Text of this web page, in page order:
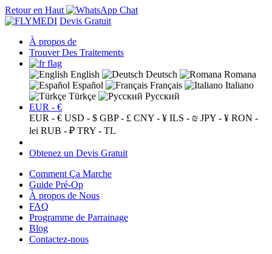
Retour en Haut
Devis Gratuit
À propos de
Trouver Des Traitements
English Deutsch
Romana
Español
Français
Italiano
Türkçe
Русский
EUR - €
EUR - € USD - $ GBP - £ CNY - ¥ ILS - ₪ JPY - ¥ RON -
lei RUB - ₽ TRY - TL
Obtenez un Devis Gratuit
Comment Ça Marche
Guide Pré-Op
À propos de Nous
FAQ
Programme de Parrainage
Blog
Contactez-nous